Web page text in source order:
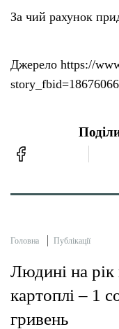
За чий рахунок
Джерело https://
Головна Публікації
Людині на рік
картоплі – 1
гривень